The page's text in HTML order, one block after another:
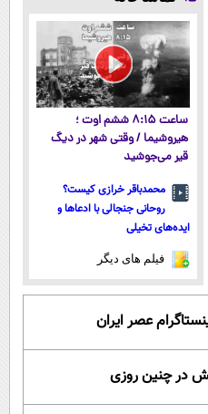
بفروش!
ساعت ۸:۱۵ ششم اوت ؛
هیروشیما / وقتی شهر در دیگ
قیر می‌جوشید
محمدباقر خرازی کیست؟
روحانی جنجالی با ادعاها و
ایده‌های تخیلی
فیلم های دیگر
عصر ایران